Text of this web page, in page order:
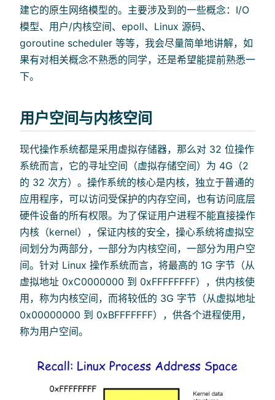
建它的原生网络模型的。主要涉及到的一些概念：I/O
模型、用户/内核空间、epoll、Linux 源码、
goroutine scheduler 等等，我会尽量简单地讲解，如
果有对相关概念不熟悉的同学，还是希望能提前熟悉一
下。
用户空间与内核空间
现代操作系统都是采用虚拟存储器，那么对 32 位操作
系统而言，它的寻址空间（虚拟存储空间）为 4G（2
的 32 次方）。操作系统的核心是内核，独立于普通的
应用程序，可以访问受保护的内存空间，也有访问底层
硬件设备的所有权限。为了保证用户进程不能直接操作
内核（kernel），保证内核的安全，操心系统将虚拟空
间划分为两部分，一部分为内核空间，一部分为用户空
间。针对 Linux 操作系统而言，将最高的 1G 字节（从
虚拟地址 0xC0000000 到 0xFFFFFFFF），供内核使
用，称为内核空间，而将较低的 3G 字节（从虚拟地址
0x00000000 到 0xBFFFFFFF），供各个进程使用，
称为用户空间。